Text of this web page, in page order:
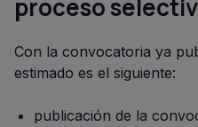
proceso
Con la convocatoria ya
estimado es el siguiente:
publicación de la